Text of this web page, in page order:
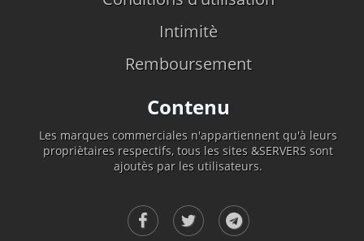
Intimitè
Remboursement
Contenu
Les marques commerciales n'appartiennent qu'à leurs
propriètaires respectifs, tous les sites &SERVERS sont
ajoutès par les utilisateurs.